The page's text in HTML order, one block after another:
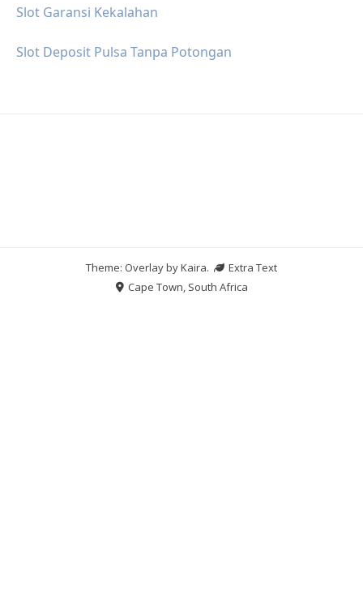
Slot Garansi Kekalahan
Slot Deposit Pulsa Tanpa Potongan
Theme: Overlay byKaira.
Extra Text
Cape Town, South Africa